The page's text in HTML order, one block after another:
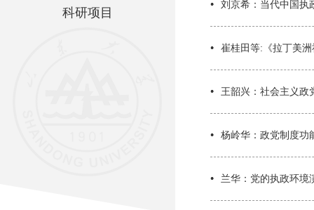
科研项目
刘京希：当代中国执
崔桂田等:《拉丁美
王韶兴：社会主义政
杨岭华：政党制度功
兰华：党的执政环境